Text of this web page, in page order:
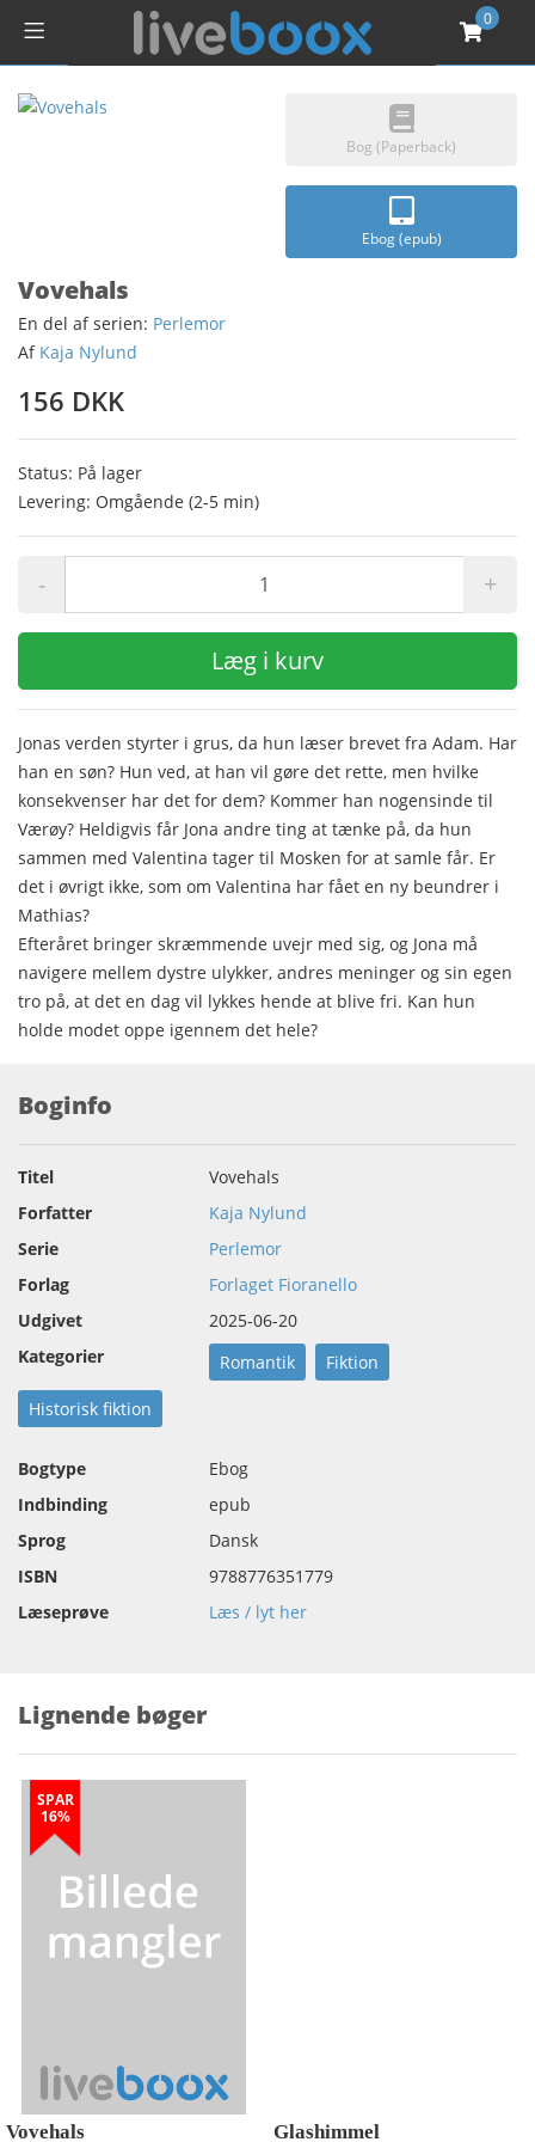
0
Bog (Paperback)
Ebog (epub)
Vovehals
En del af serien: Perlemor
Af Kaja Nylund
156 DKK
Status: På lager
Levering: Omgående (2-5 min)
- +
Læg i kurv
Jonas verden styrter i grus, da hun læser brevet fra Adam. Har
han en søn? Hun ved, at han vil gøre det rette, men hvilke
konsekvenser har det for dem? Kommer han nogensinde til
Værøy? Heldigvis får Jona andre ting at tænke på, da hun
sammen med Valentina tager til Mosken for at samle får. Er
det i øvrigt ikke, som om Valentina har fået en ny beundrer i
Mathias?
Efteråret bringer skræmmende uvejr med sig, og Jona må
navigere mellem dystre ulykker, andres meninger og sin egen
tro på, at det en dag vil lykkes hende at blive fri. Kan hun
holde modet oppe igennem det hele?
Boginfo
Titel
Vovehals
Forfatter
Kaja Nylund
Serie
Perlemor
Forlag
Forlaget Fioranello
Udgivet
2025-06-20
Kategorier
Romantik Fiktion
Historisk fiktion
Bogtype
Ebog
Indbinding
epub
Sprog
Dansk
ISBN
9788776351779
Læseprøve
Læs / lyt her
Lignende bøger
SPAR
16%
Vovehals Glashimmel